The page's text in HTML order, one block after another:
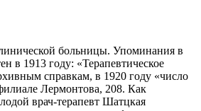
больницы. Упоминания в
в 1913 году: «Терапевтическое
справкам, в 1920 году «число
Лермонтова, 208. Как
врач-терапевт Шатцкая